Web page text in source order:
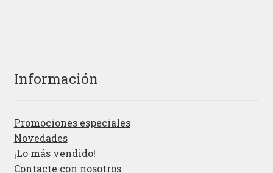
Información
Promociones especiales
Novedades
¡Lo más vendido!
Contacte con nosotros